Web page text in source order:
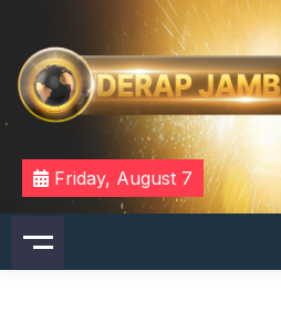
content
DERAPJAMBI
Friday, August 7